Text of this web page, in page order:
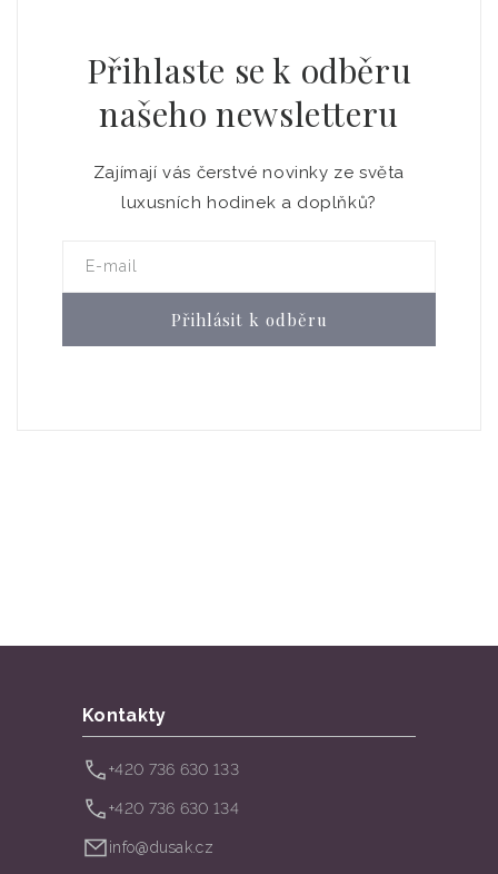
Přihlaste se k odběru
našeho newsletteru
Zajímají vás čerstvé novinky ze světa
luxusních hodinek a doplňků?
E-mail
Přihlásit k odběru
Kontakty
+420 736 630 133
+420 736 630 134
info@dusak.cz